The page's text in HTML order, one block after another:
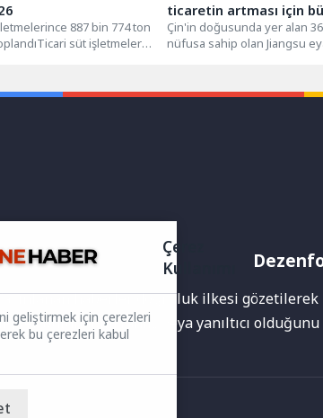
887 bin 774 ton
süt işletmeleri
ticaretin artması için
hamle
Çin'in doğusunda yer alan
nüfusa sahip olan Jiangsu
haberler doğruluk ilkesi
bulunabilir.Yanlış veya yanıltıcı
Çerez
Kullanımı
geliştirmek için çerezleri
bu çerezleri kabul